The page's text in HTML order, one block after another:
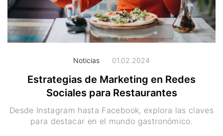
Noticias 01.02.2024
Estrategias de Marketing en Redes
Sociales para Restaurantes
Desde Instagram hasta Facebook, explora las claves
para destacar en el mundo gastronómico.